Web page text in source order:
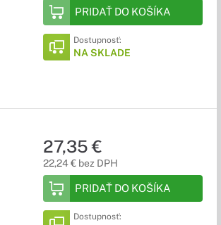
PRIDAŤ DO KOŠÍKA
Dostupnosť:
NA SKLADE
27,35 €
22,24 € bez DPH
PRIDAŤ DO KOŠÍKA
Dostupnosť: